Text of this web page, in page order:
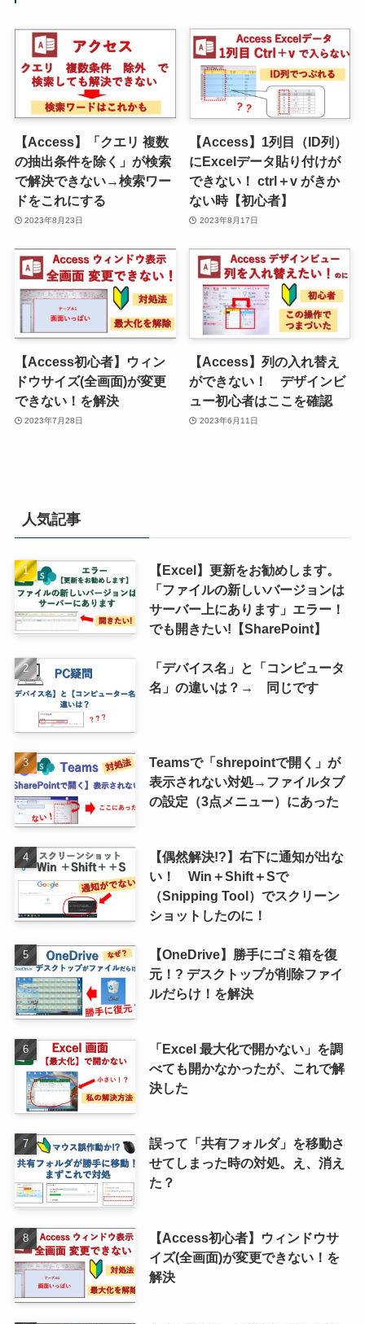
【Access】「クエリ 複数
の抽出条件を除く」が検索
で解決できない→検索ワー
ドをこれにする
2023年8月23日
【Access】1列目（ID列）
にExcelデータ貼り付けが
できない！ ctrl＋v がきか
ない時【初心者】
2023年8月17日
【Access初心者】ウィン
ドウサイズ(全画面)が変更
できない！を解決
2023年7月28日
【Access】列の入れ替え
ができない！ デザインビ
ュー初心者はここを確認
2023年6月11日
人気記事
【Excel】更新をお勧めします。
「ファイルの新しいバージョンは
サーバー上にあります」エラー！
でも開きたい!【SharePoint】
「デバイス名」と「コンピュータ
名」の違いは？→ 同じです
Teamsで「shrepointで開く」が
表示されない対処→ファイルタブ
の設定（3点メニュー）にあった
【偶然解決!?】右下に通知が出な
い！ Win＋Shift＋Sで
（Snipping Tool）でスクリーン
ショットしたのに！
【OneDrive】勝手にゴミ箱を復
元！? デスクトップが削除ファイ
ルだらけ！を解決
「Excel 最大化で開かない」を調
べても開かなかったが、これで解
決した
誤って「共有フォルダ」を移動さ
せてしまった時の対処。え、消え
た？
【Access初心者】ウィンドウサ
イズ(全画面)が変更できない！を
解決